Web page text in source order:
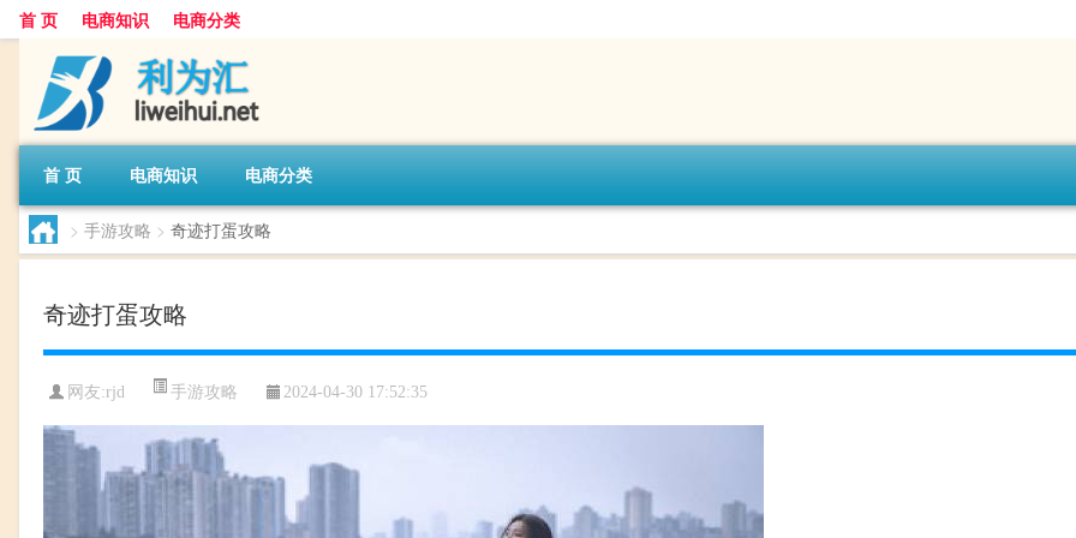
首 页 电商知识 电商分类
首 页 电商知识 电商分类
> 手游攻略 > 奇迹打蛋攻略
奇迹打蛋攻略
网友:rjd 手游攻略 2024-04-30 17:52:35